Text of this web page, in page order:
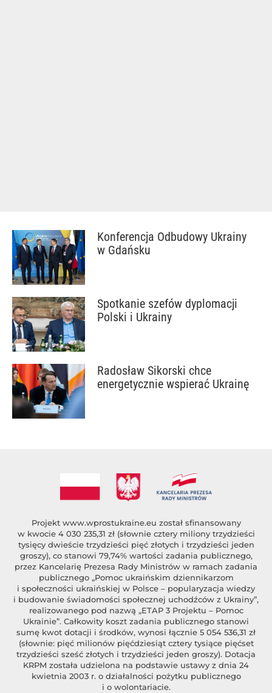
Konferencja Odbudowy Ukrainy
w Gdańsku
Spotkanie szefów dyplomacji
Polski i Ukrainy
Radosław Sikorski chce
energetycznie wspierać Ukrainę
Projekt www.wprostukraine.eu został sfinansowany
w kwocie 4 030 235,31 zł (słownie cztery miliony trzydzieści
tysięcy dwieście trzydzieści pięć złotych i trzydzieści jeden
groszy), co stanowi 79,74% wartości zadania publicznego,
przez Kancelarię Prezesa Rady Ministrów w ramach zadania
publicznego „Pomoc ukraińskim dziennikarzom
i społeczności ukraińskiej w Polsce – popularyzacja wiedzy
i budowanie świadomości społecznej uchodźców z Ukrainy”,
realizowanego pod nazwą „ETAP 3 Projektu – Pomoc
Ukrainie”. Całkowity koszt zadania publicznego stanowi
sumę kwot dotacji i środków, wynosi łącznie 5 054 536,31 zł
(słownie: pięć milionów pięćdziesiąt cztery tysiące pięćset
trzydzieści sześć złotych i trzydzieści jeden groszy). Dotacja
KRPM została udzielona na podstawie ustawy z dnia 24
kwietnia 2003 r. o działalności pożytku publicznego
i o wolontariacie.